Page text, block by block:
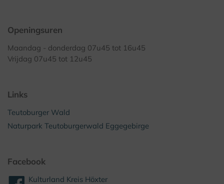
Openingsuren
Maandag - donderdag 07u45 tot 16u45
Vrijdag 07u45 tot 12u45
Links
Teutoburger Wald
Naturpark Teutoburgerwald Eggegebirge
Facebook
Kulturland Kreis Höxter